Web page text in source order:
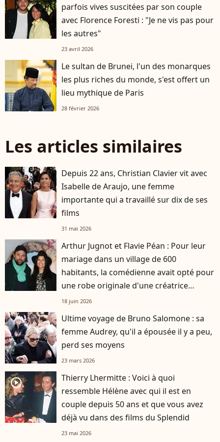
parfois vives suscitées par son couple
avec Florence Foresti : "Je ne vis pas pour
les autres"
23 avril 2026
Le sultan de Brunei, l'un des monarques
les plus riches du monde, s'est offert un
lieu mythique de Paris
28 février 2026
Les articles similaires
Depuis 22 ans, Christian Clavier vit avec
Isabelle de Araujo, une femme
importante qui a travaillé sur dix de ses
films
31 mai 2026
Arthur Jugnot et Flavie Péan : Pour leur
mariage dans un village de 600
habitants, la comédienne avait opté pour
une robe originale d'une créatrice
française
18 juin 2026
Ultime voyage de Bruno Salomone : sa
femme Audrey, qu'il a épousée il y a peu,
perd ses moyens
23 mars 2026
player2
Thierry Lhermitte : Voici à quoi
ressemble Hélène avec qui il est en
couple depuis 50 ans et que vous avez
déjà vu dans des films du Splendid
23 mai 2026